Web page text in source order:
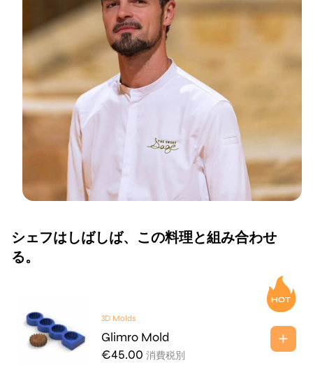
シェフはしばしば、この料理と組み合わせ
る。
3D Molds
Glimro Mold
€45.00 消費税別